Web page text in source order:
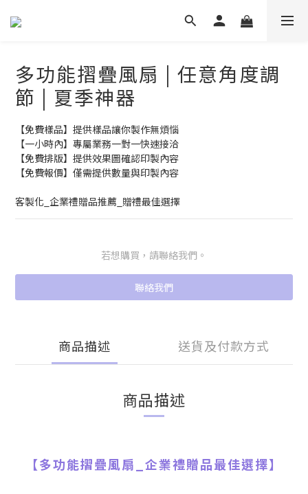
多功能摺疊風扇 | 任意角度調
節 | 夏季神器
【免費樣品】提供樣品讓你製作無煩惱
【一小時內】專屬業務一對一快速接洽
【免費排版】提供效果圖確認印製內容
【免費報價】僅需提供數量與印製內容
客製化_企業禮贈品推薦_贈禮最佳選擇
若想購買，請聯絡我們。
聯絡我們
商品描述 送貨及付款方式
商品描述
【多功能摺疊風扇 企業禮贈品最佳選擇】